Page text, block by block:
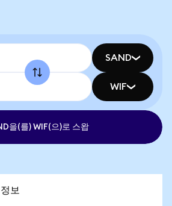
SAND
WIF
을(를) WIF(으)로 스왑
보